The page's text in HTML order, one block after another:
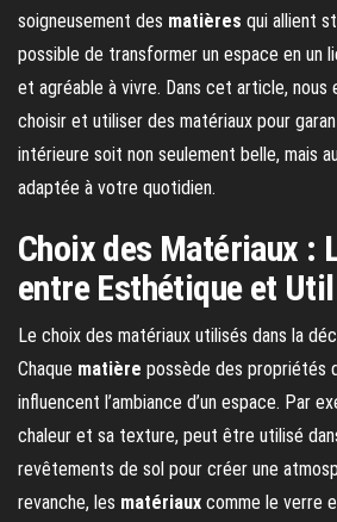
soigneusement des matières qui allient
possible de transformer un espace en un
et agréable à vivre. Dans cet article, nous
choisir et utiliser des matériaux pour
intérieure soit non seulement belle, mais
adaptée à votre quotidien.
Choix des Matériaux :
entre Esthétique et
Le choix des matériaux utilisés dans la
Chaque matière possède des propriétés
influencent l’ambiance d’un espace. Par
chaleur et sa texture, peut être utilisé
revêtements de sol pour créer une
revanche, les matériaux comme le verre